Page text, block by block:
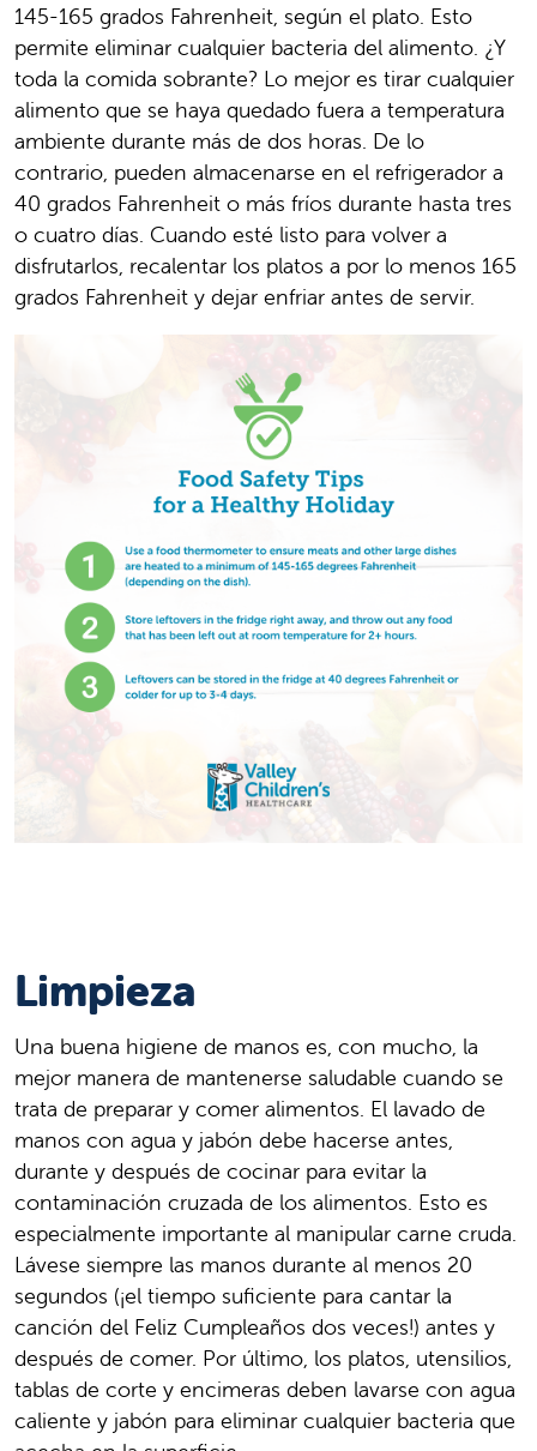
145-165 grados Fahrenheit, según el plato. Esto
permite eliminar cualquier bacteria del alimento. ¿Y
toda la comida sobrante? Lo mejor es tirar cualquier
alimento que se haya quedado fuera a temperatura
ambiente durante más de dos horas. De lo
contrario, pueden almacenarse en el refrigerador a
40 grados Fahrenheit o más fríos durante hasta tres
o cuatro días. Cuando esté listo para volver a
disfrutarlos, recalentar los platos a por lo menos 165
grados Fahrenheit y dejar enfriar antes de servir.
Limpieza
Una buena higiene de manos es, con mucho, la
mejor manera de mantenerse saludable cuando se
trata de preparar y comer alimentos. El lavado de
manos con agua y jabón debe hacerse antes,
durante y después de cocinar para evitar la
contaminación cruzada de los alimentos. Esto es
especialmente importante al manipular carne cruda.
Lávese siempre las manos durante al menos 20
segundos (¡el tiempo suficiente para cantar la
canción del Feliz Cumpleaños dos veces!) antes y
después de comer. Por último, los platos, utensilios,
tablas de corte y encimeras deben lavarse con agua
caliente y jabón para eliminar cualquier bacteria que